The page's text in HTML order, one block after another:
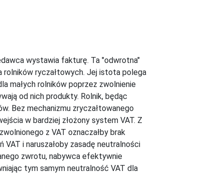
wystawia fakturę. Ta "odwrotna"
ryczałtowych. Jej istota polega
małych rolników poprzez zwolnienie
od nich produkty. Rolnik, będąc
Bez mechanizmu zryczałtowanego
w bardziej złożony system VAT. Z
z VAT oznaczałby brak
i naruszałoby zasadę neutralności
zwrotu, nabywca efektywnie
tym samym neutralność VAT dla